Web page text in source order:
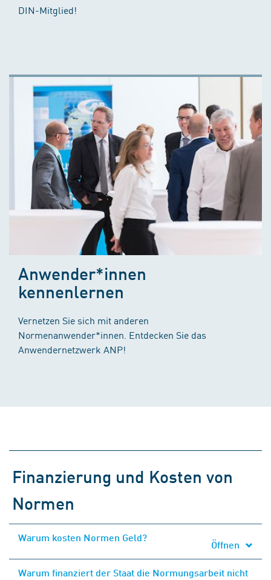
DIN-Mitglied!
Anwender*innen
kennenlernen
Vernetzen Sie sich mit anderen
Normenanwender*innen. Entdecken Sie das
Anwendernetzwerk ANP!
Finanzierung und Kosten von
Normen
Warum kosten Normen Geld?
Öffnen
Warum finanziert der Staat die Normungsarbeit nicht